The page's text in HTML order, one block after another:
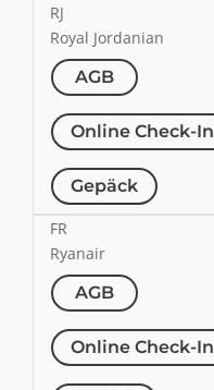
RJ
Royal Jordanian
AGB
Online Check-In
Gepäck
FR
Ryanair
AGB
Online Check-In